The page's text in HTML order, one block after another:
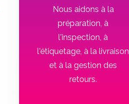
Nous aidons à la
préparation, à
l'inspection, à
l'étiquetage, à la livraison
et à la gestion des
retours.